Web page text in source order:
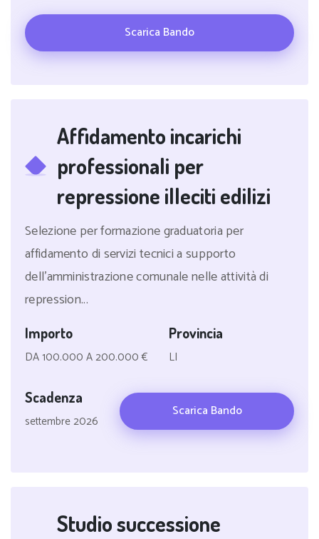
Scarica Bando
Affidamento incarichi
professionali per
repressione illeciti edilizi
Selezione per formazione graduatoria per
affidamento di servizi tecnici a supporto
dell'amministrazione comunale nelle attività di
repression...
Importo
DA 100.000 A 200.000 €
Provincia
LI
Scadenza
settembre 2026
Scarica Bando
Studio successione